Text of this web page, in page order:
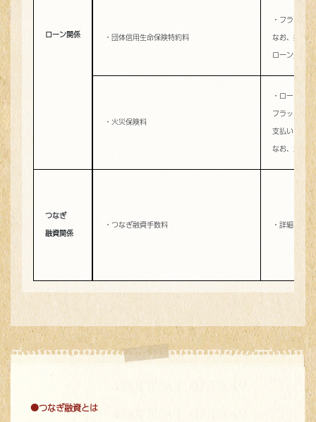
ローン関係 ・団体信用生命保険特約料
・フラット
なお、銀行
ローン返済
・火災保険料
・ローンの
フラット35
支払いは毎
なお、地震
つなぎ
融資関係
・つなぎ融資手数料 ・詳細は下
●つなぎ融資とは